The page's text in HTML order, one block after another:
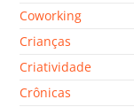
Coworking
Crianças
Criatividade
Crônicas